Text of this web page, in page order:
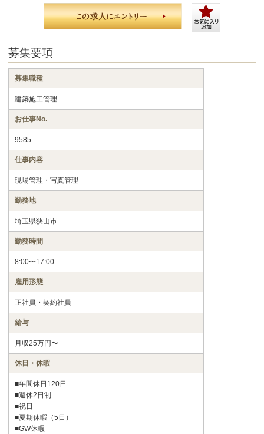
募集要項
募集職種
建築施工管理
お仕事No.
9585
仕事内容
現場管理・写真管理
勤務地
埼玉県狭山市
勤務時間
8:00〜17:00
雇用形態
正社員・契約社員
給与
月収25万円〜
休日・休暇
■年間休日120日
■週休2日制
■祝日
■夏期休暇（5日）
■GW休暇